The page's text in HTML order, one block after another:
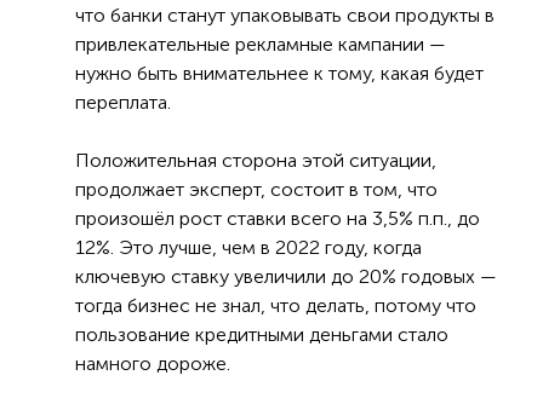
что банки станут упаковывать свои продукты в
привлекательные рекламные кампании —
нужно быть внимательнее к тому, какая будет
переплата.
Положительная сторона этой ситуации,
продолжает эксперт, состоит в том, что
произошёл рост ставки всего на 3,5% п.п., до
12%. Это лучше, чем в 2022 году, когда
ключевую ставку увеличили до 20% годовых —
тогда бизнес не знал, что делать, потому что
пользование кредитными деньгами стало
намного дороже.